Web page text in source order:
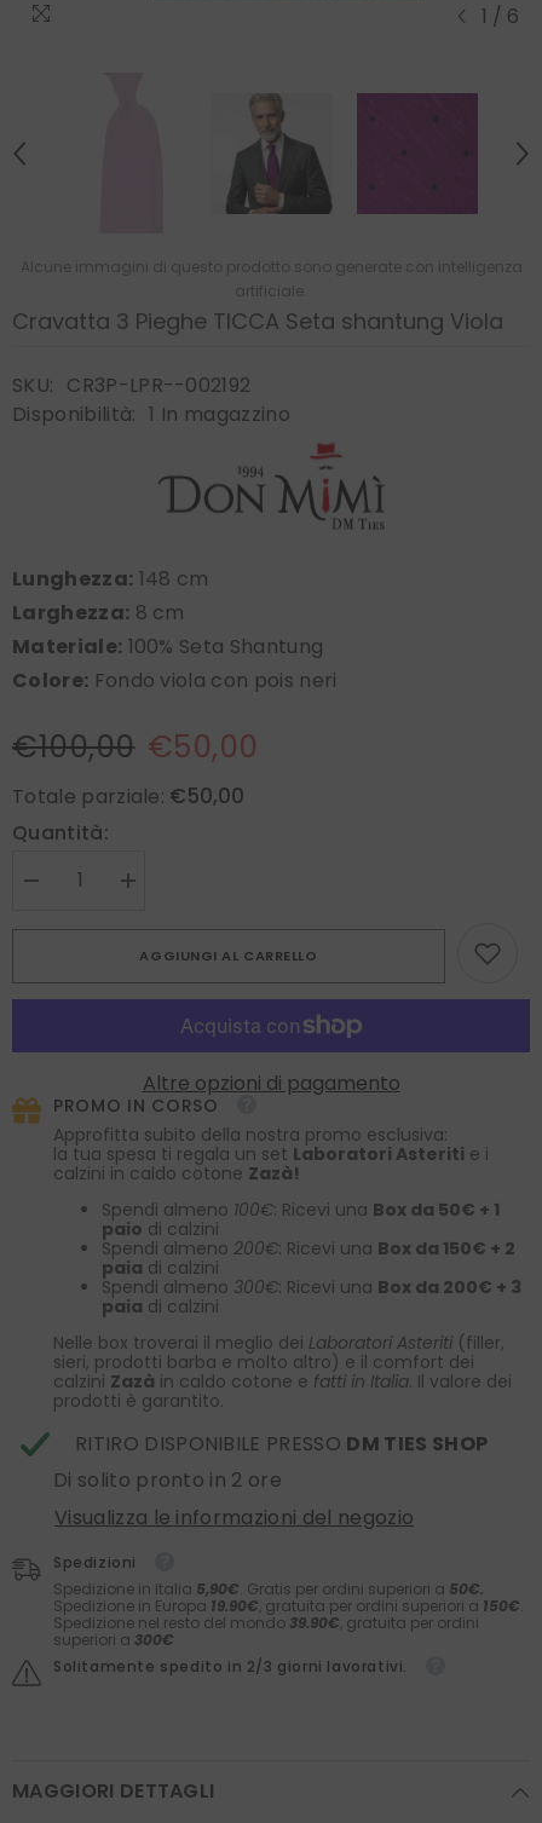
1 / 6
Alcune immagini di questo prodotto sono generate con intelligenza
artificiale.
Cravatta 3 Pieghe TICCA Seta shantung Viola
SKU: CR3P-LPR--002192
Disponibilità: 1 In magazzino
Lunghezza: 148 cm
Larghezza: 8 cm
Materiale: 100% Seta Shantung
Colore: Fondo viola con pois neri
€100,00 €50,00
Totale parziale: €50,00
Quantità:
Diminuire
3
Pieghe
shantung
Aumenta
Cravatta
3
Pieghe
shantung
AGGIUNGI AL CARRELLO
Altre opzioni di pagamento
PROMO IN CORSO
Approfitta subito della nostra promo esclusiva:
la tua spesa ti regala un set Laboratori Asteriti e i
calzini in caldo cotone Zazà!
Spendi almeno 100€: Ricevi una Box da 50€ + 1
paio di calzini
Spendi almeno 200€: Ricevi una Box da 150€ + 2
paia di calzini
Spendi almeno 300€: Ricevi una Box da 200€ + 3
paia di calzini
Nelle box troverai il meglio dei Laboratori Asteriti (filler,
sieri, prodotti barba e molto altro) e il comfort dei
calzini Zazà in caldo cotone e fatti in Italia. Il valore dei
prodotti è garantito.
RITIRO DISPONIBILE PRESSO DM TIES SHOP
Di solito pronto in 2 ore
Visualizza le informazioni del negozio
Spedizioni
Spedizione in Italia 5,90€. Gratis per ordini superiori a 50€.
Spedizione in Europa 19.90€, gratuita per ordini superiori a 150€.
Spedizione nel resto del mondo 39.90€, gratuita per ordini
superiori a 300€
Solitamente spedito in 2/3 giorni lavorativi.
MAGGIORI DETTAGLI